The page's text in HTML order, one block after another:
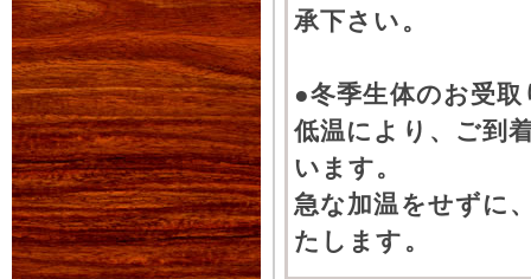
承下さい。
●冬季生体のお受
低温により、ご到
います。
急な加温をせずに
たします。